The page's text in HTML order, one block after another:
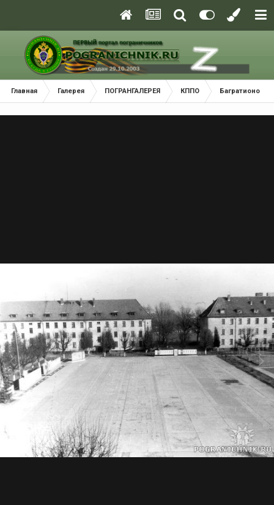
Главная Галерея ПОГРАНГАЛЕРЕЯ КППО